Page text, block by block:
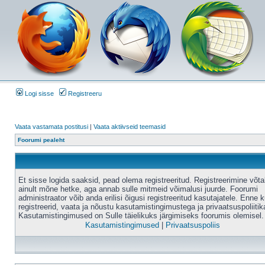
Logi sisse Registreeru
Vaata vastamata postitusi | Vaata aktiivseid teemasid
Foorumi pealeht
Et sisse logida saaksid, pead olema registreeritud. Registreerimine
ainult mõne hetke, aga annab sulle mitmeid võimalusi juurde. Foorumi
administraator võib anda erilisi õigusi registreeritud kasutajatele. Enne
registreerid, vaata ja nõustu kasutamistingimustega ja
Kasutamistingimused on Sulle täielikuks järgimiseks foorumis olemisel.
Kasutamistingimused
Privaatsuspoliis